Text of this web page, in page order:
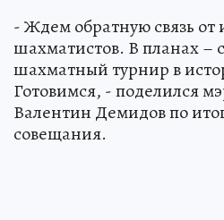
- Ждем обратную связь от
шахматистов. В планах
шахматный турнир в
Готовимся, - поделился
Валентин Демидов по
совещания.